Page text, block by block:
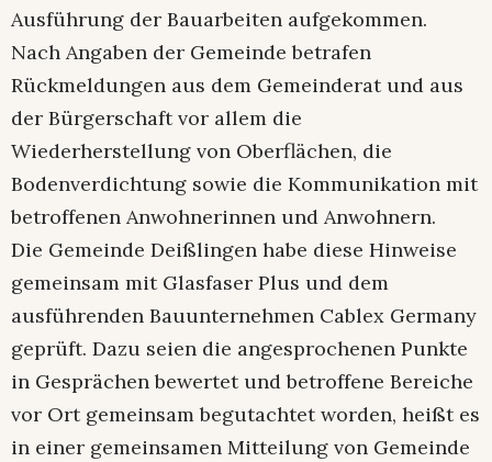
Ausführung der Bauarbeiten aufgekommen.
Nach Angaben der Gemeinde betrafen
Rückmeldungen aus dem Gemeinderat und aus
der Bürgerschaft vor allem die
Wiederherstellung von Oberflächen, die
Bodenverdichtung sowie die Kommunikation mit
betroffenen Anwohnerinnen und Anwohnern.
Die Gemeinde Deißlingen habe diese Hinweise
gemeinsam mit Glasfaser Plus und dem
ausführenden Bauunternehmen Cablex Germany
geprüft. Dazu seien die angesprochenen Punkte
in Gesprächen bewertet und betroffene Bereiche
vor Ort gemeinsam begutachtet worden, heißt es
in einer gemeinsamen Mitteilung von Gemeinde